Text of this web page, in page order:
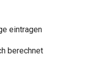
eintragen
berechnet